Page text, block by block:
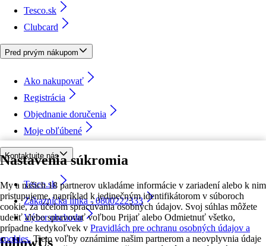
Nastavenia súkromia
My a našich 18 partnerov ukladáme informácie v zariadení alebo k nim
pristupujeme, napríklad k jedinečným identifikátorom v súboroch
cookie, za účelom spracúvania osobných údajov. Svoj súhlas môžete
udeliť alebo spravovať voľbou Prijať alebo Odmietnuť všetko,
prípadne kedykoľvek v Pravidlách pre ochranu osobných údajov a
cookies. Tieto voľby oznámime našim partnerom a neovplyvnia údaje
Tesco.sk
Clubcard
Pred prvým nákupom
Ako nakupovať
Registrácia
Objednanie doručenia
Moje obľúbené
Kontaktujte nás
Tesco.sk
Zákaznícka linka - 0800222333
Výber obchodu
followUs